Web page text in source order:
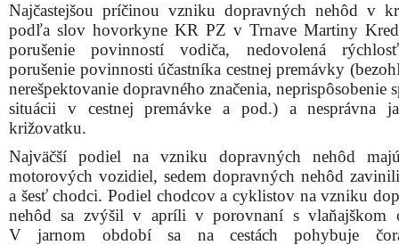
Najčastejšou príčinou vzniku dopravných nehôd v
podľa slov hovorkyne KR PZ v Trnave Martiny
porušenie povinností vodiča, nedovolená
porušenie povinnosti účastníka cestnej premávky
nerešpektovanie dopravného značenia, neprispôsobenie
situácii v cestnej premávke a pod.) a nesprávna
križovatku.
Najväčší podiel na vzniku dopravných nehôd
motorových vozidiel, sedem dopravných nehôd
a šesť chodci. Podiel chodcov a cyklistov na vzniku
nehôd sa zvýšil v apríli v porovnaní s vlaňajškom
V jarnom období sa na cestách pohybuje